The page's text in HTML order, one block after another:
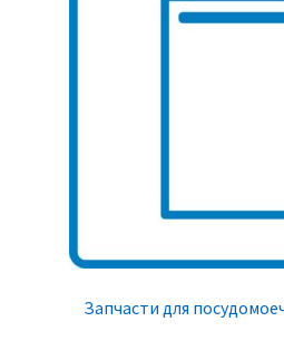
Запчасти для